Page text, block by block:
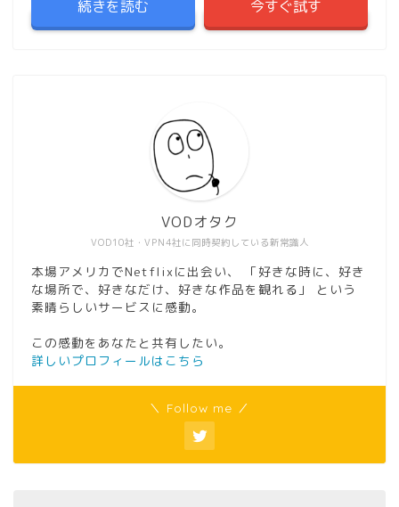
続きを読む 今すぐ試す
VOD10社・VPN4社に同時契約している新常識人
VODオタク
本場アメリカでNetflixに出会い、 「好きな時に、好き
な場所で、好きなだけ、好きな作品を観れる」 という
素晴らしいサービスに感動。
この感動をあなたと共有したい。
詳しいプロフィールはこちら
＼ Follow me ／